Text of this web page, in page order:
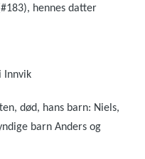
hennes datter
Innvik
død, hans barn: Niels,
barn Anders og